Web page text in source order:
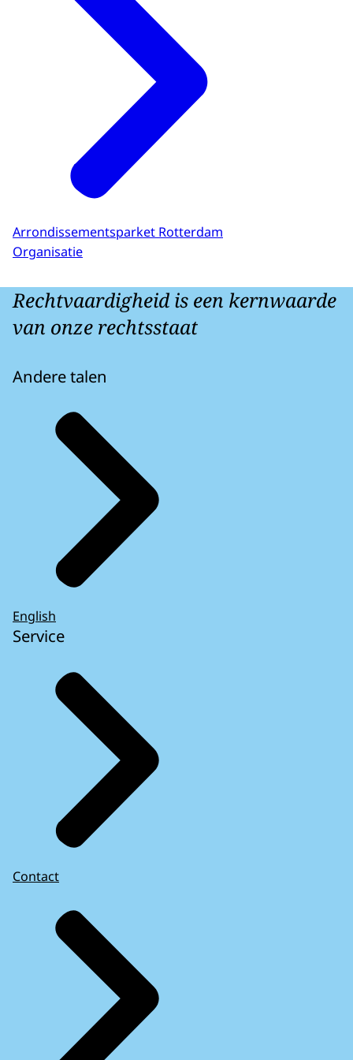
Arrondissementsparket Rotterdam
Organisatie
Rechtvaardigheid is een kernwaarde
van onze rechtsstaat
Andere talen
English
Service
Contact